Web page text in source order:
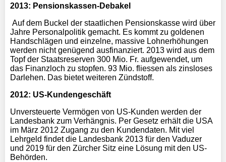
2013: Pensionskassen-Debakel
Auf dem Buckel der staatlichen Pensionskasse wird über
Jahre Personalpolitik gemacht. Es kommt zu goldenen
Handschlägen und einzelne, massive Lohnerhöhungen
werden nicht genügend ausfinanziert. 2013 wird aus dem
Topf der Staatsreserven 300 Mio. Fr. aufgewendet, um
das Finanzloch zu stopfen. 93 Mio. fliessen als zinsloses
Darlehen. Das bietet weiteren Zündstoff.
2012: US-Kundengeschäft
Unversteuerte Vermögen von US-Kunden werden der
Landesbank zum Verhängnis. Per Gesetz erhält die USA
im März 2012 Zugang zu den Kundendaten. Mit viel
Lehrgeld findet die Landesbank 2013 für den Vaduzer
und 2019 für den Zürcher Sitz eine Lösung mit den US-
Behörden.